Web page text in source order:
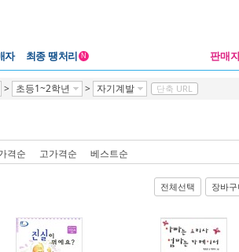
자 최종 땡처리 N 판매
> 초등1~2학년 > 자기계발 단축 URL
격순 고가격순 베스트순
전체선택 장바